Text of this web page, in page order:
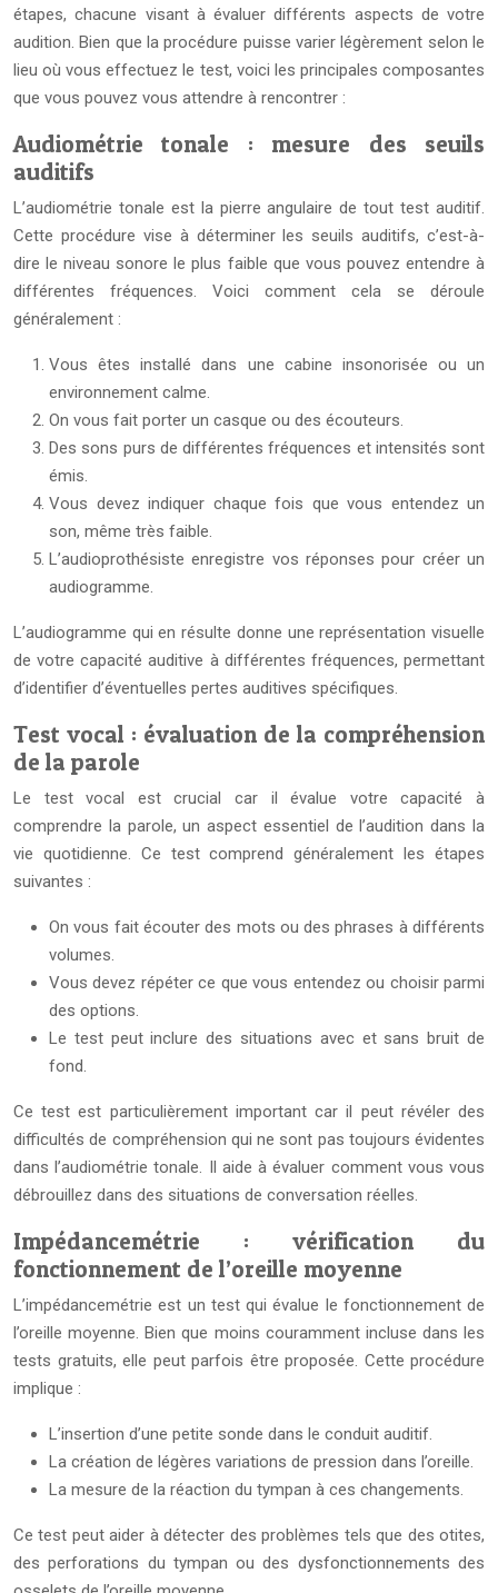
étapes, chacune visant à évaluer différents aspects de votre
audition. Bien que la procédure puisse varier légèrement selon le
lieu où vous effectuez le test, voici les principales composantes
que vous pouvez vous attendre à rencontrer :
Audiométrie tonale : mesure des seuils
auditifs
L’audiométrie tonale est la pierre angulaire de tout test auditif.
Cette procédure vise à déterminer les seuils auditifs, c’est-à-
dire le niveau sonore le plus faible que vous pouvez entendre à
différentes fréquences. Voici comment cela se déroule
généralement :
Vous êtes installé dans une cabine insonorisée ou un
environnement calme.
On vous fait porter un casque ou des écouteurs.
Des sons purs de différentes fréquences et intensités sont
émis.
Vous devez indiquer chaque fois que vous entendez un
son, même très faible.
L’audioprothésiste enregistre vos réponses pour créer un
audiogramme.
L’audiogramme qui en résulte donne une représentation visuelle
de votre capacité auditive à différentes fréquences, permettant
d’identifier d’éventuelles pertes auditives spécifiques.
Test vocal : évaluation de la compréhension
de la parole
Le test vocal est crucial car il évalue votre capacité à
comprendre la parole, un aspect essentiel de l’audition dans la
vie quotidienne. Ce test comprend généralement les étapes
suivantes :
On vous fait écouter des mots ou des phrases à différents
volumes.
Vous devez répéter ce que vous entendez ou choisir parmi
des options.
Le test peut inclure des situations avec et sans bruit de
fond.
Ce test est particulièrement important car il peut révéler des
difficultés de compréhension qui ne sont pas toujours évidentes
dans l’audiométrie tonale. Il aide à évaluer comment vous vous
débrouillez dans des situations de conversation réelles.
Impédancemétrie : vérification du
fonctionnement de l’oreille moyenne
L’impédancemétrie est un test qui évalue le fonctionnement de
l’oreille moyenne. Bien que moins couramment incluse dans les
tests gratuits, elle peut parfois être proposée. Cette procédure
implique :
L’insertion d’une petite sonde dans le conduit auditif.
La création de légères variations de pression dans l’oreille.
La mesure de la réaction du tympan à ces changements.
Ce test peut aider à détecter des problèmes tels que des otites,
des perforations du tympan ou des dysfonctionnements des